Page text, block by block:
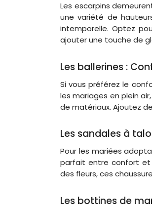
Les escarpins
une variété de
intemporelle. Optez
ajouter une touche de
Les ballerines :
Si vous préférez le
les mariages en plein
de matériaux. Ajoutez
Les sandales à
Pour les mariées
parfait entre confort et
des fleurs, ces
Les bottines de